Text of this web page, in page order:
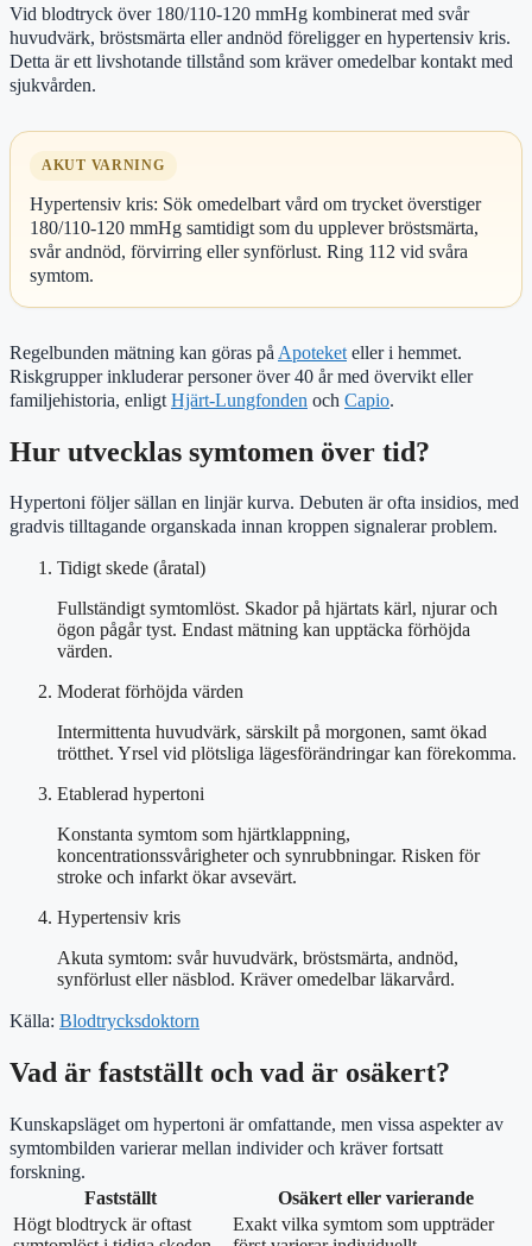
Vid blodtryck över 180/110-120 mmHg kombinerat med svår
huvudvärk, bröstsmärta eller andnöd föreligger en hypertensiv kris.
Detta är ett livshotande tillstånd som kräver omedelbar kontakt med
sjukvården.
AKUT VARNING
Hypertensiv kris: Sök omedelbart vård om trycket överstiger
180/110-120 mmHg samtidigt som du upplever bröstsmärta,
svår andnöd, förvirring eller synförlust. Ring 112 vid svåra
symtom.
Regelbunden mätning kan göras på Apoteket eller i hemmet.
Riskgrupper inkluderar personer över 40 år med övervikt eller
familjehistoria, enligt Hjärt-Lungfonden och Capio.
Hur utvecklas symtomen över tid?
Hypertoni följer sällan en linjär kurva. Debuten är ofta insidios, med
gradvis tilltagande organskada innan kroppen signalerar problem.
Tidigt skede (åratal)
Fullständigt symtomlöst. Skador på hjärtats kärl, njurar och
ögon pågår tyst. Endast mätning kan upptäcka förhöjda
värden.
Moderat förhöjda värden
Intermittenta huvudvärk, särskilt på morgonen, samt ökad
trötthet. Yrsel vid plötsliga lägesförändringar kan förekomma.
Etablerad hypertoni
Konstanta symtom som hjärtklappning,
koncentrationssvårigheter och synrubbningar. Risken för
stroke och infarkt ökar avsevärt.
Hypertensiv kris
Akuta symtom: svår huvudvärk, bröstsmärta, andnöd,
synförlust eller näsblod. Kräver omedelbar läkarvård.
Källa: Blodtrycksdoktorn
Vad är fastställt och vad är osäkert?
Kunskapsläget om hypertoni är omfattande, men vissa aspekter av
symtombilden varierar mellan individer och kräver fortsatt
forskning.
Fastställt
Osäkert eller varierande
Högt blodtryck är oftast
Exakt vilka symtom som uppträder